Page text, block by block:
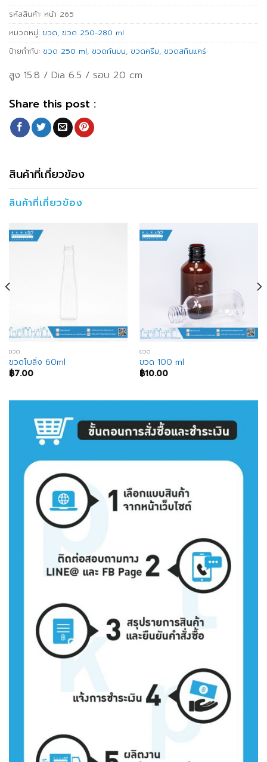
รหัสสินค้า: หน้า 265
หมวดหมู่: ขวด, ขวด 250-280 ml
ป้ายกำกับ: ขวด 250 ml, ขวดก้นมน, ขวดครีม, ขวดสกินแคร์
สูง 15.8 / Dia 6.5 / รอบ 20 cm
Share this post :
สินค้าที่เกี่ยวข้อง
สินค้าที่เกี่ยวข้อง
ขวด
ขวดโบลิ่ง 60ml
฿7.00
ขวด
ขวด 100 ml
฿10.00